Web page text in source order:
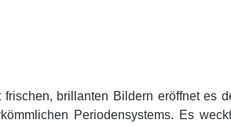
brillanten Bildern eröffnet es
Periodensystems. Es